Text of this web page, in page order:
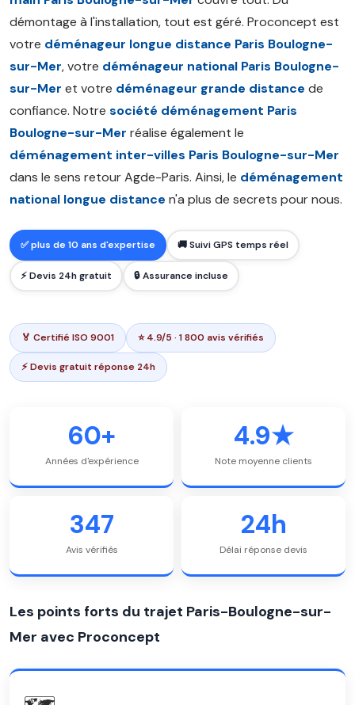
démontage à l'installation, tout est géré. Proconcept est
votre déménageur longue distance Paris Boulogne-
sur-Mer, votre déménageur national Paris Boulogne-
sur-Mer et votre déménageur grande distance de
confiance. Notre société déménagement Paris
Boulogne-sur-Mer réalise également le
déménagement inter-villes Paris Boulogne-sur-Mer
dans le sens retour Agde-Paris. Ainsi, le déménagement
national longue distance n'a plus de secrets pour nous.
✅ plus de 10 ans d'expertise 🚚 Suivi GPS temps réel
⚡ Devis 24h gratuit 🔒 Assurance incluse
🏅 Certifié ISO 9001 ⭐ 4.9/5 · 1 800 avis vérifiés
⚡ Devis gratuit réponse 24h
60+
Années d'expérience
4.9★
Note moyenne clients
347
Avis vérifiés
24h
Délai réponse devis
Les points forts du trajet Paris-Boulogne-sur-
Mer avec Proconcept